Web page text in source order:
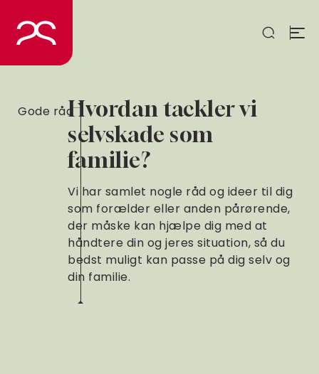
indhold
Hvordan tackler vi
selvskade som
familie?
Vi har samlet nogle råd og ideer til dig
som forælder eller anden pårørende,
der måske kan hjælpe dig med at
håndtere din og jeres situation, så du
bedst muligt kan passe på dig selv og
din familie.
Gode råd